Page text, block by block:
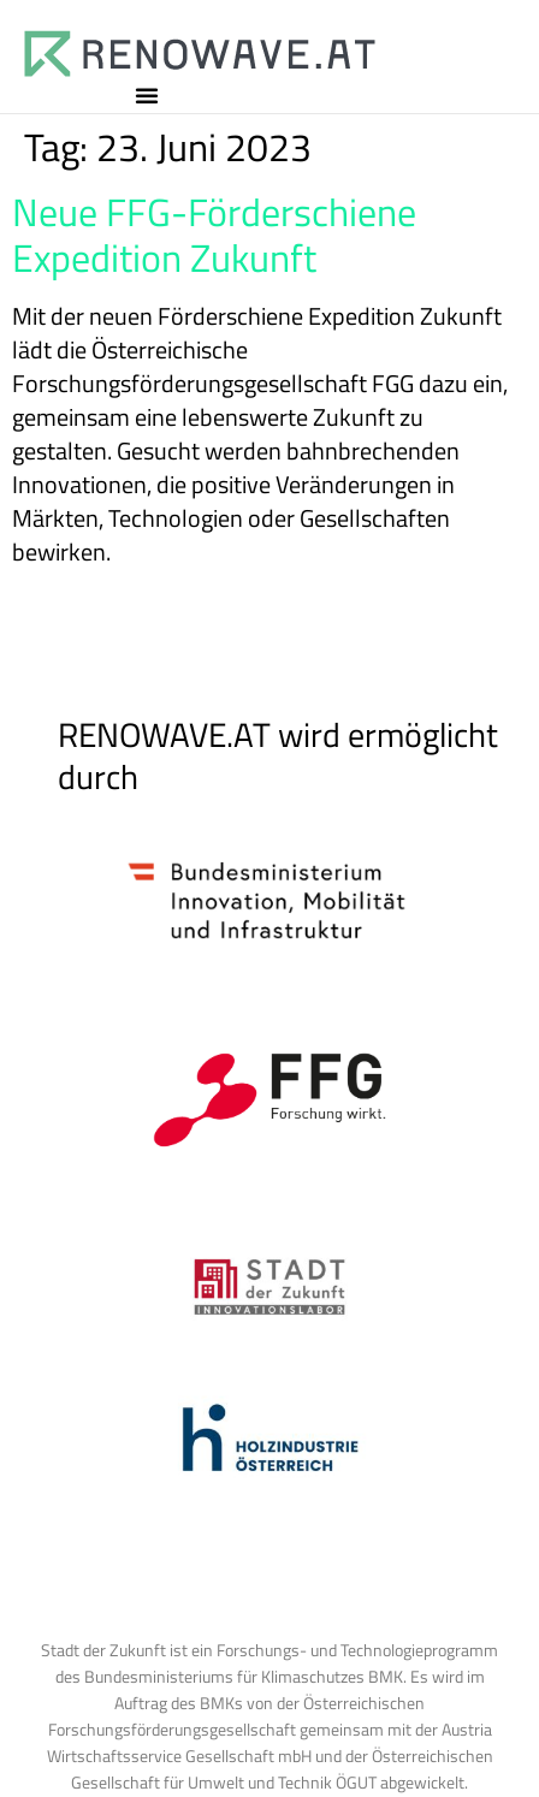
Tag: 23. Juni 2023
Neue FFG-Förderschiene
Expedition Zukunft
Mit der neuen Förderschiene Expedition Zukunft
lädt die Österreichische
Forschungsförderungsgesellschaft FGG dazu ein,
gemeinsam eine lebenswerte Zukunft zu
gestalten. Gesucht werden bahnbrechenden
Innovationen, die positive Veränderungen in
Märkten, Technologien oder Gesellschaften
bewirken.
RENOWAVE.AT wird ermöglicht
durch
Stadt der Zukunft ist ein Forschungs- und Technologieprogramm
des Bundesministeriums für Klimaschutzes BMK. Es wird im
Auftrag des BMKs von der Österreichischen
Forschungsförderungsgesellschaft gemeinsam mit der Austria
Wirtschaftsservice Gesellschaft mbH und der Österreichischen
Gesellschaft für Umwelt und Technik ÖGUT abgewickelt.